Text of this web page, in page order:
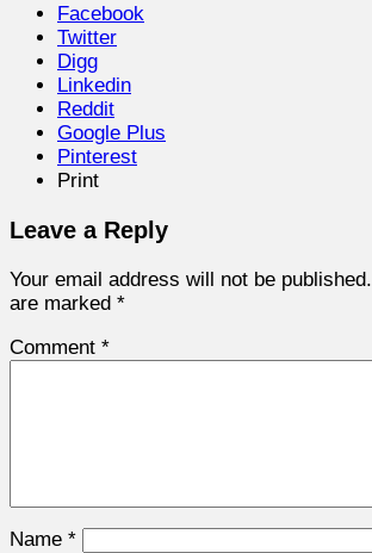
Facebook
Twitter
Digg
Linkedin
Reddit
Google Plus
Pinterest
Print
Leave a Reply
Your email address will not be published.
are marked *
Comment *
Name *